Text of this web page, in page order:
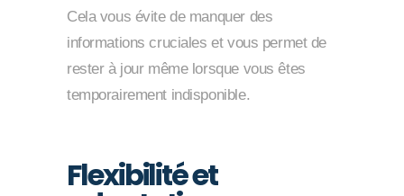
Cela vous évite de manquer des
informations cruciales et vous permet de
rester à jour même lorsque vous êtes
temporairement indisponible.
Flexibilité et